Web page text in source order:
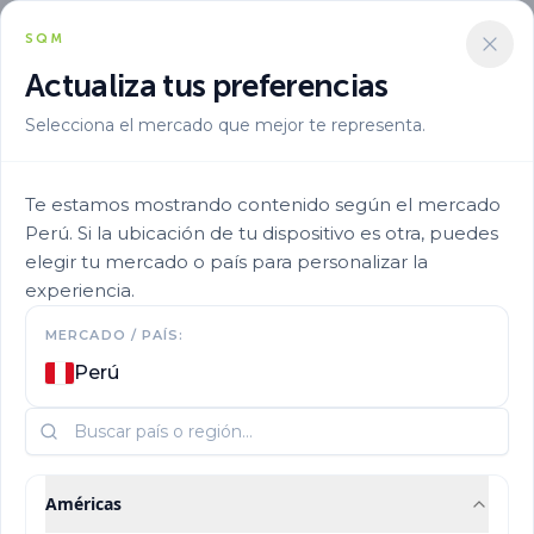
SQM
Actualiza tus preferencias
Selecciona el mercado que mejor te representa.
Te estamos mostrando contenido según el mercado
Perú. Si la ubicación de tu dispositivo es otra, puedes
elegir tu mercado o país para personalizar la
experiencia.
MERCADO / PAÍS:
Perú
Américas